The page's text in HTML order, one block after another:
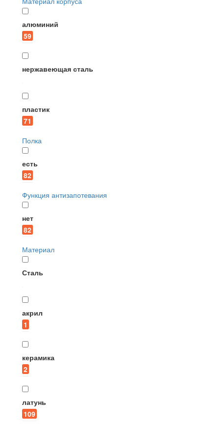
алюминий
59
нержавеющая сталь
пластик
71
Полка
есть
82
Функция антизапотевания
нет
82
Материал
Сталь
акрил
1
керамика
2
латунь
109